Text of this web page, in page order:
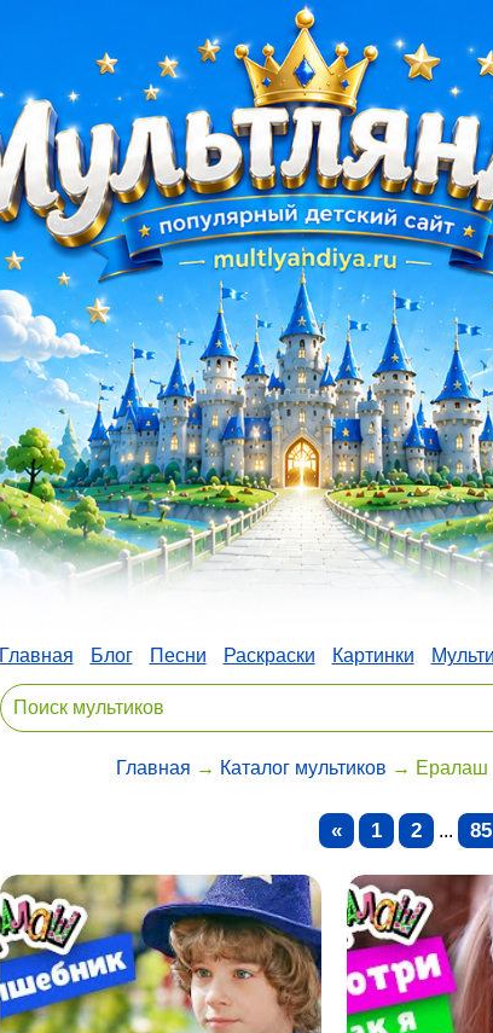
Главная Блог Песни Раскраски Картинки
Главная → Каталог мультиков → Ералаш
« 1 2 ... 85